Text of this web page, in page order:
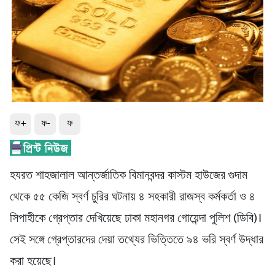
ফ+ ফ- ফ
হযরত শাহজালাল আন্তর্জাতিক বিমানবন্দর কাস্টম হাউজের গুদাম
থেকে ৫৫ কেজি স্বর্ণ চুরির ঘটনায় ৪ সহকারী রাজস্ব কর্মকর্তা ও ৪
সিপাহীকে গ্রেপ্তার দেখিয়েছে ঢাকা মহানগর গোয়েন্দা পুলিশ (ডিবি)।
সেই সঙ্গে গ্রেপ্তারদের দেয়া তথ্যের ভিত্তিতে ৯৪ ভরি স্বর্ণ উদ্ধার
করা হয়েছে।